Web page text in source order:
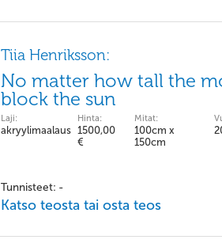
Tiia Henriksson:
No matter how tall the
block the sun
Laji:
akryylimaalaus
Hinta:
1500,00
€
Mitat:
100cm x
150cm
Tunnisteet: -
Katso teosta tai osta teos